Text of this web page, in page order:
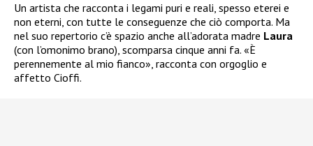
Un artista che racconta i legami puri e reali, spesso eterei e
non eterni, con tutte le conseguenze che ciò comporta. Ma
nel suo repertorio c’è spazio anche all’adorata madre Laura
(con l’omonimo brano), scomparsa cinque anni fa. «È
perennemente al mio fianco», racconta con orgoglio e
affetto Cioffi.